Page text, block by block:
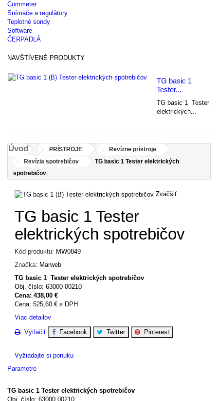
Commeter
Snímače a regulátory
Teplotné sondy
Software
ČERPADLÁ
NAVŠTÍVENÉ PRODUKTY
TG basic 1
Tester...
TG basic 1 Tester
elektrických...
Úvod PRÍSTROJE
Revízne prístroje
Revízia spotrebičov
TG basic 1 Tester elektrických
spotrebičov
Zväčšiť
TG basic 1 Tester
elektrických spotrebičov
Kód produktu: MW0849
Značka: Marweb
TG basic 1 Tester elektrických spotrebičov
Obj. číslo: 63000 00210
Cena: 438,00 €
Cena: 525,60 € s DPH
Viac detailov
Vytlačiť
Facebook Twitter Pinterest
Vyžiadajte si ponuku
Parametre
TG basic 1 Tester elektrických spotrebičov
Obj. číslo: 63000 00210